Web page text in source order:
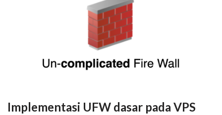
Implementasi UFW dasar pada VPS